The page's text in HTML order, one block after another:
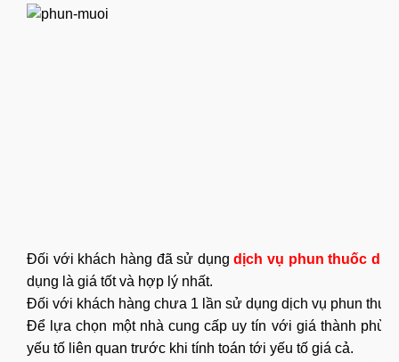
Đối với khách hàng đã sử dụngdịch vụ phun thuốc
dụng là giá tốt và hợp lý nhất.
Đối với khách hàng chưa 1 lần sử dụng dịch vụ phun
Để lựa chọn một nhà cung cấp uy tín với giá thành phù
yếu tố liên quan trước khi tính toán tới yếu tố giá cả.